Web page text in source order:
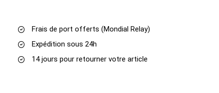
CONTACT
Frais de port offerts (Mondial Relay)
Expédition sous 24h
14 jours pour retourner votre article